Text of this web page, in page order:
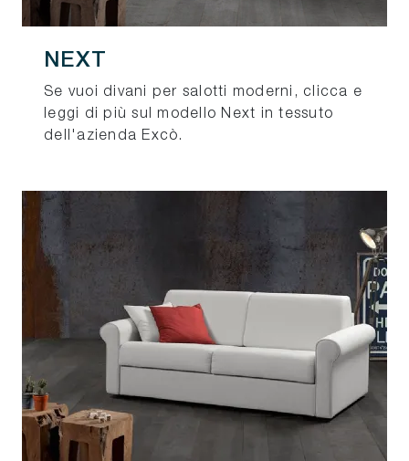
NEXT
Se vuoi divani per salotti moderni, clicca e
leggi di più sul modello Next in tessuto
dell'azienda Excò.